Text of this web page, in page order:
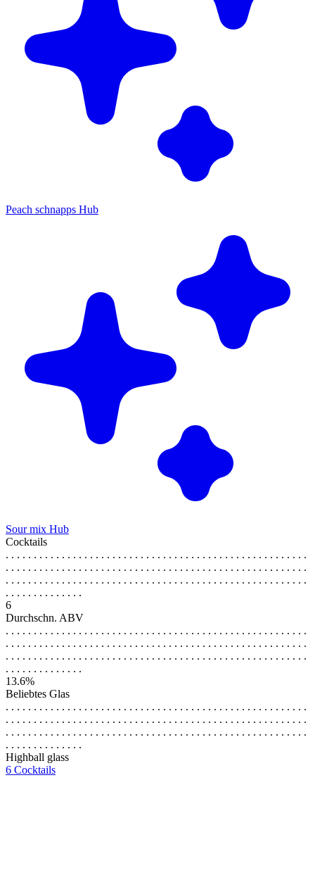
Peach schnapps Hub
Sour mix Hub
Cocktails
. . . . . . . . . . . . . . . . . . . . . . . . . . . . . . . . . . . . . . . . . . . . . . . . . . . . . .
. . . . . . . . . . . . . . . . . . . . . . . . . . . . . . . . . . . . . . . . . . . . . . . . . . . . . .
. . . . . . . . . . . . . . . . . . . . . . . . . . . . . . . . . . . . . . . . . . . . . . . . . . . . . .
. . . . . . . . . . . . . .
6
Durchschn. ABV
. . . . . . . . . . . . . . . . . . . . . . . . . . . . . . . . . . . . . . . . . . . . . . . . . . . . . .
. . . . . . . . . . . . . . . . . . . . . . . . . . . . . . . . . . . . . . . . . . . . . . . . . . . . . .
. . . . . . . . . . . . . . . . . . . . . . . . . . . . . . . . . . . . . . . . . . . . . . . . . . . . . .
. . . . . . . . . . . . . .
13.6%
Beliebtes Glas
. . . . . . . . . . . . . . . . . . . . . . . . . . . . . . . . . . . . . . . . . . . . . . . . . . . . . .
. . . . . . . . . . . . . . . . . . . . . . . . . . . . . . . . . . . . . . . . . . . . . . . . . . . . . .
. . . . . . . . . . . . . . . . . . . . . . . . . . . . . . . . . . . . . . . . . . . . . . . . . . . . . .
. . . . . . . . . . . . . .
Highball glass
6 Cocktails